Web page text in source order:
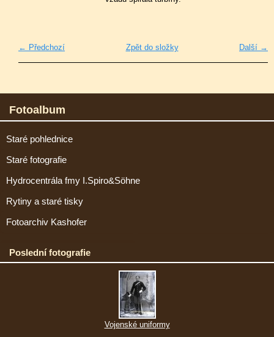
← Předchozí Další →
Zpět do složky
Fotoalbum
Staré pohlednice
Staré fotografie
Hydrocentrála fmy I.Spiro&Söhne
Rytiny a staré tisky
Fotoarchiv Kashofer
Poslední fotografie
Vojenské uniformy